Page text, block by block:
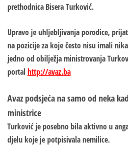
prethodnica Bisera Turković.
Upravo je uhljebljivanja porodice,
na pozicije za koje često nisu imali
jedno od obilježja ministrovanja
portal http://avaz.ba
Avaz podsjeća na samo od neka
ministrice
Turković je posebno bila aktivno u
djelu koje je potpisivala nemilice.